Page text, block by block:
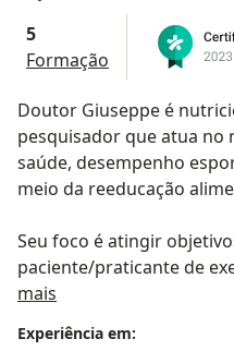
5
Formação
Doutor Giuseppe é
pesquisador que atua no
saúde, desempenho
meio da reeducação
Seu foco é atingir
paciente/praticante de
mais
Experiência em: